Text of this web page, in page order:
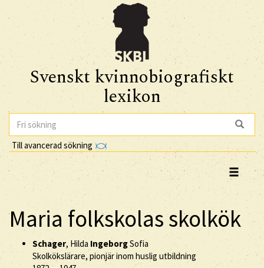
Svenskt kvinnobiografiskt
lexikon
Till avancerad sökning
Maria folkskolas skolkök
Schager, Hilda IngeborgSofia
Skolkökslärare, pionjär inom huslig utbildning